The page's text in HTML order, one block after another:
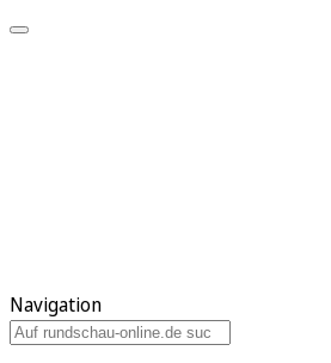
Navigation